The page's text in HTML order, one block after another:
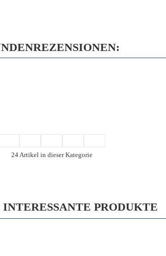
24 Artikel in dieser Kategorie
PRODUKTE